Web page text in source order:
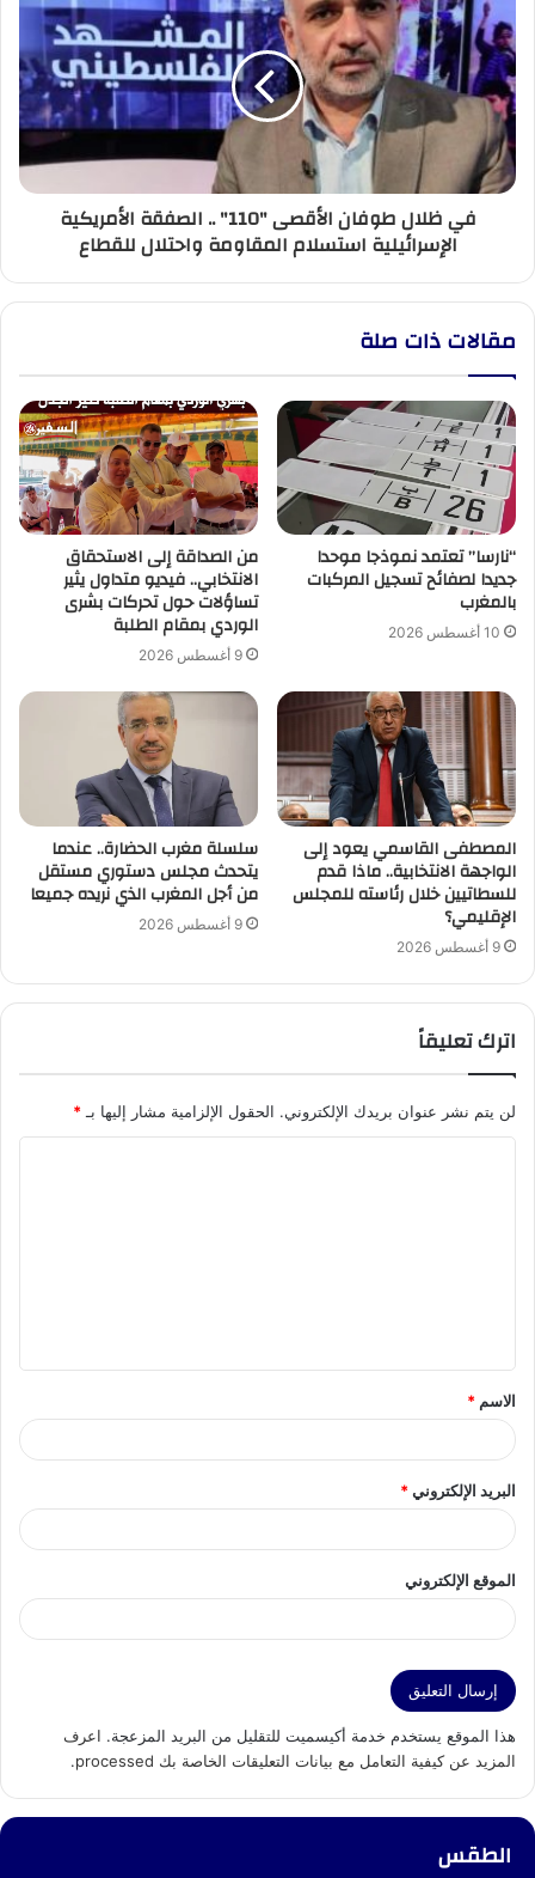
عمله
ظلال
طوفان
الأقصى
"110"
..
الصفقة
الأمريكية
الإسرائيلية استسلام
المقاومة
في ظلال طوفان الأقصى "110" .. الصفقة الأمريكية
الإسرائيلية استسلام المقاومة واحتلال للقطاع
مقالات ذات صلة
“نارسا” تعتمد نموذجا موحدا
جديدا لصفائح تسجيل المركبات
بالمغرب
10 أغسطس 2026
من الصداقة إلى الاستحقاق
الانتخابي.. فيديو متداول يثير
تساؤلات حول تحركات بشرى
الوردي بمقام الطلبة
9 أغسطس 2026
المصطفى القاسمي يعود إلى
الواجهة الانتخابية.. ماذا قدم
للسطاتيين خلال رئاسته للمجلس
الإقليمي؟
9 أغسطس 2026
سلسلة مغرب الحضارة.. عندما
يتحدث مجلس دستوري مستقل
من أجل المغرب الذي نريده جميعا
9 أغسطس 2026
اترك تعليقاً
لن يتم نشر عنوان بريدك الإلكتروني. الحقول الإلزامية مشار إليها بـ *
ق
*
الاسم *
البريد الإلكتروني*
الموقع الإلكتروني
هذا الموقع يستخدم خدمة أكيسميت للتقليل من البريد المزعجة. اعرف
المزيد عن كيفية التعامل مع بيانات التعليقات الخاصة بك processed
.
الطقس